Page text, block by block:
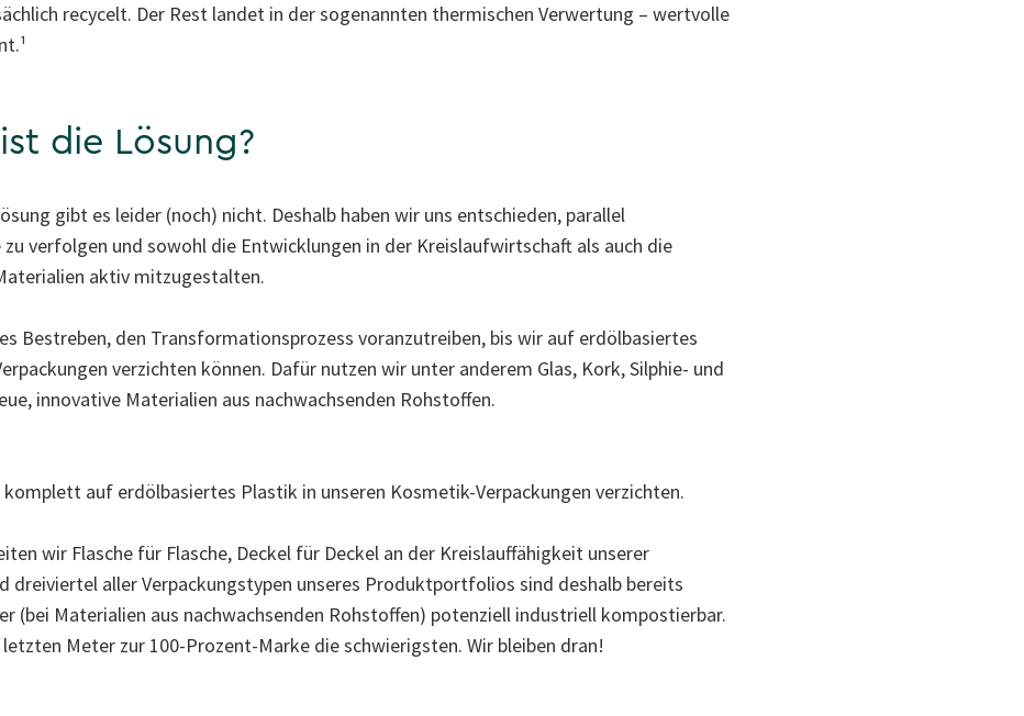
recycelt. Der Rest landet in der sogenannten thermischen Verwertung – wertvolle
die Lösung?
gibt es leider (noch) nicht. Deshalb haben wir uns entschieden, parallel
zu verfolgen und sowohl die Entwicklungen in der Kreislaufwirtschaft als auch die
aktiv mitzugestalten.
Bestreben, den Transformationsprozess voranzutreiben, bis wir auf erdölbasiertes
verzichten können. Dafür nutzen wir unter anderem Glas, Kork, Silphie- und
innovative Materialien aus nachwachsenden Rohstoffen.
komplett auf erdölbasiertes Plastik in unseren Kosmetik-Verpackungen verzichten.
wir Flasche für Flasche, Deckel für Deckel an der Kreislauffähigkeit unserer
dreiviertel aller Verpackungstypen unseres Produktportfolios sind deshalb bereits
(bei Materialien aus nachwachsenden Rohstoffen) potenziell industriell kompostierbar.
Meter zur 100-Prozent-Marke die schwierigsten. Wir bleiben dran!